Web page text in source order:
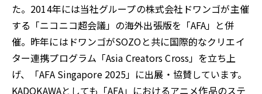
た。2014年には当社グループの株式会社ドワンゴが主催
する「ニコニコ超会議」の海外出張版を「AFA」と併
催。昨年にはドワンゴがSOZOと共に国際的なクリエイ
ター連携プログラム「Asia Creators Cross」を立ち上
げ、「AFA Singapore 2025」に出展・協賛しています。
KADOKAWAとしても「AFA」におけるアニメ作品のステ